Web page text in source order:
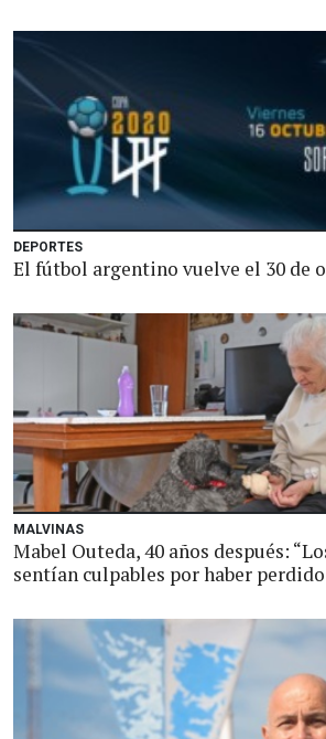
DEPORTES
El fútbol argentino vuelve el 30 de
MALVINAS
Mabel Outeda, 40 años después:
sentían culpables por haber